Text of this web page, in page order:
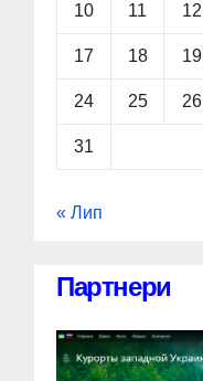
10 11 12
17 18 19
24 25 26
31
« Лип
Партнери